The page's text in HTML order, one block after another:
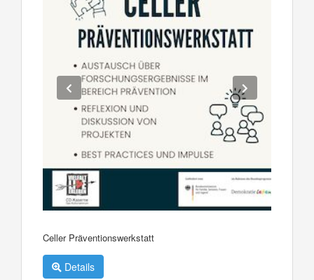
Celler Präventionswerkstatt
Details